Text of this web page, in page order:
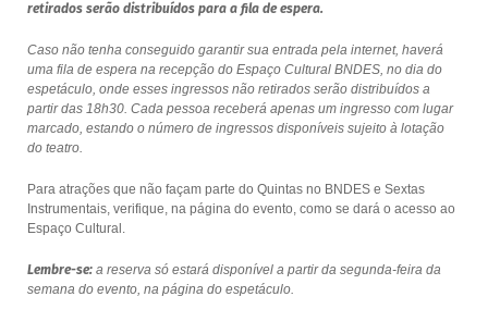
retirados serão distribuídos para a fila de espera.
Caso não tenha conseguido garantir sua entrada pela internet, haverá
uma fila de espera na recepção do Espaço Cultural BNDES, no dia do
espetáculo, onde esses ingressos não retirados serão distribuídos a
partir das 18h30. Cada pessoa receberá apenas um ingresso com lugar
marcado, estando o número de ingressos disponíveis sujeito à lotação
do teatro.
Para atrações que não façam parte do Quintas no BNDES e Sextas
Instrumentais, verifique, na página do evento, como se dará o acesso ao
Espaço Cultural.
Lembre-se:a reserva só estará disponível a partir da segunda-feira da
semana do evento, na página do espetáculo.